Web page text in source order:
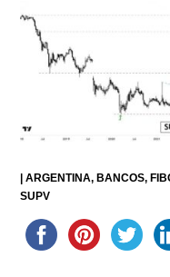
|ARGENTINA BANCOS
SUPV